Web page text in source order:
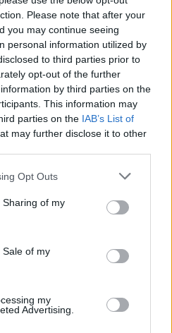
Please note that after your
you may continue seeing
personal information utilized by
to third parties prior to
opt-out of the further
by third parties on the
This information may
parties on the IAB’s List of
may further disclose it to other
app uses one or more Google
behaviour. You may click to
and its third-party tags to
purposes in below Google
Opt Outs
of my
of my
my
Advertising.
nem ért hozzá” –
Márquez a parc
hogy „én voltam elöl”, és
Corse általános
kelt. „Nem értél hozzá,
fogalmazott, majd a
után folytatta. –
akkor igazuk lenne.
Megcsináltad az ívet, és